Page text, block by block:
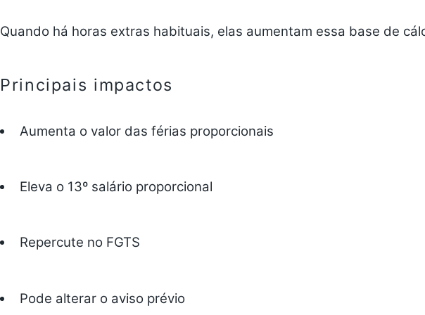
Quando há horas extras habituais, elas aumentam essa base de
Principais impactos
Aumenta o valor das férias proporcionais
Eleva o 13º salário proporcional
Repercute no FGTS
Pode alterar o aviso prévio